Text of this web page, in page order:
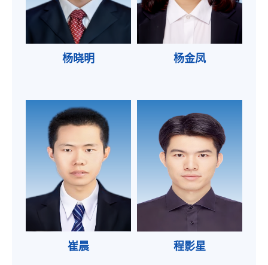
杨晓明 杨金凤
崔晨 程影星